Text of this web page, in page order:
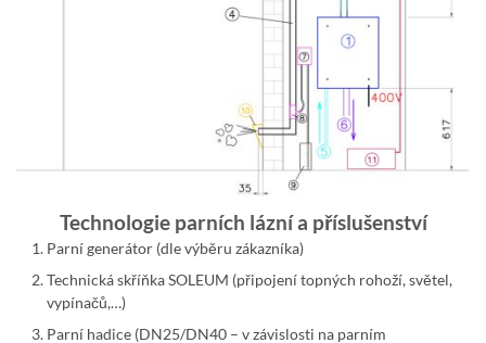
Technologie parních lázní a příslušenství
Parní generátor (dle výběru zákazníka)
Technická skříňka SOLEUM (připojení topných rohoží, světel,
vypínačů,…)
Parní hadice (DN25/DN40 – v závislosti na parním